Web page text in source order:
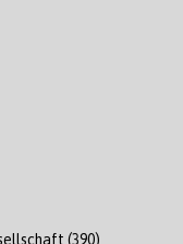
(390)